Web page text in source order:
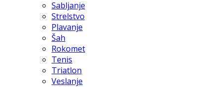
Sabljanje
Strelstvo
Plavanje
Šah
Rokomet
Tenis
Triatlon
Veslanje